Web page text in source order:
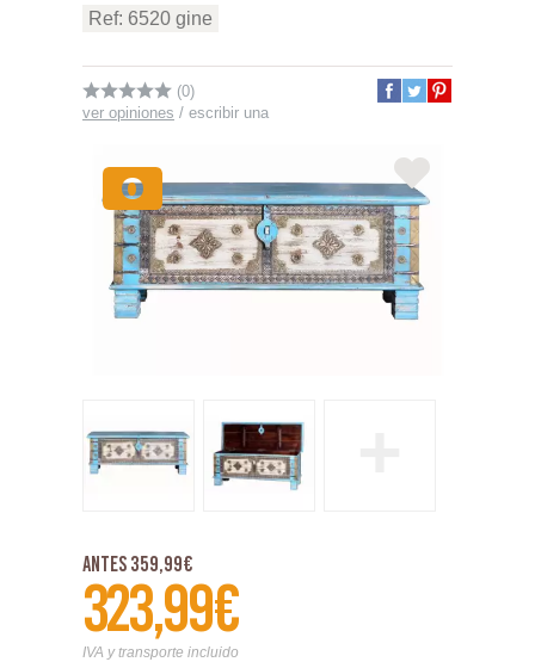
Ref: 6520 gine
(0)
ver opiniones / escribir una
Antes 359,99€
323,99€
IVA y transporte incluido